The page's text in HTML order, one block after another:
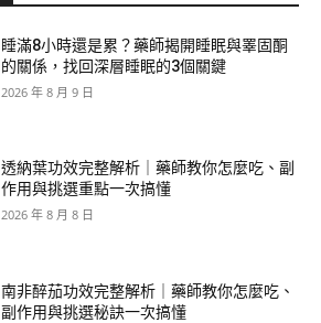
睡滿8小時還是累？藥師揭開睡眠與睪固酮
的關係，找回深層睡眠的3個關鍵
2026 年 8 月 9 日
透納葉功效完整解析｜藥師教你怎麼吃、副
作用與挑選重點一次搞懂
2026 年 8 月 8 日
南非醉茄功效完整解析｜藥師教你怎麼吃、
副作用與挑選秘訣一次搞懂